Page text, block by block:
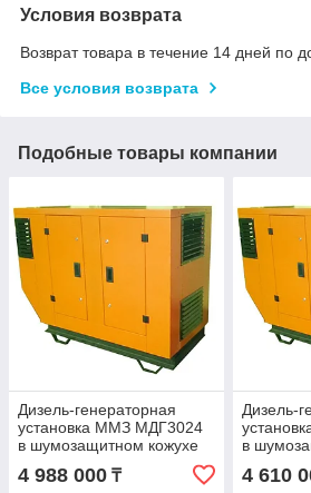
Условия возврата
Возврат товара в течение 14 дней по
Все условия возврата
Подобные товары компании
Дизель-генераторная
установка ММЗ МДГ3024
в шумозащитном кожухе
4 988 000 ₸
Дизель-
в
4 610